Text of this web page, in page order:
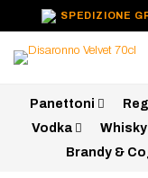
SPEDIZIONE
Panettoni
Vodka
Whisky
Brandy &